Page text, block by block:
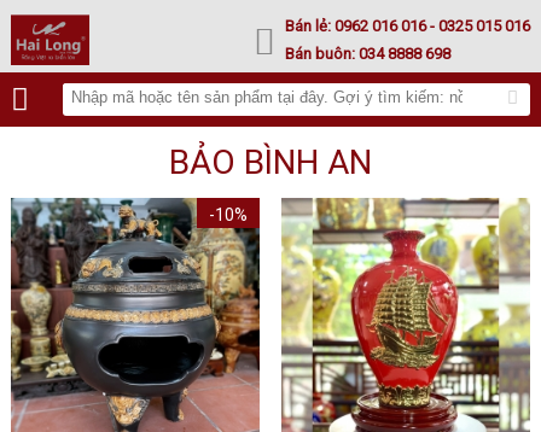
Lư hoá vàng Bán lẻ:0962 016 016 - 0325 015 016
Bán buôn:034 8888 698
BẢO BÌNH AN
-10%